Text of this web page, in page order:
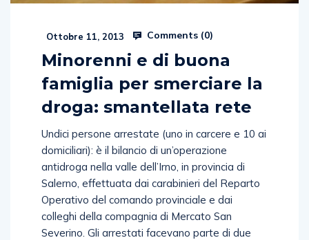
Ottobre 11, 2013 Comments (0)
Minorenni e di buona
famiglia per smerciare la
droga: smantellata rete
Undici persone arrestate (uno in carcere e 10 ai
domiciliari): è il bilancio di un’operazione
antidroga nella valle dell’Irno, in provincia di
Salerno, effettuata dai carabinieri del Reparto
Operativo del comando provinciale e dai
colleghi della compagnia di Mercato San
Severino. Gli arrestati facevano parte di due